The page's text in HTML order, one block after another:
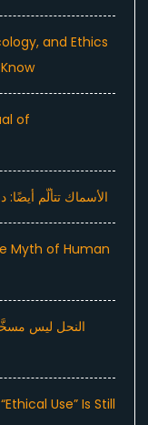
and Ethics
of
الأسماك تتألّم
Myth of Human
النحل ليس
Use” Is Still